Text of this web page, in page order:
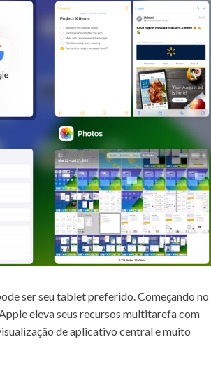
ser seu tablet preferido.Começando no
eleva seus recursos multitarefa com
de aplicativo central e muito